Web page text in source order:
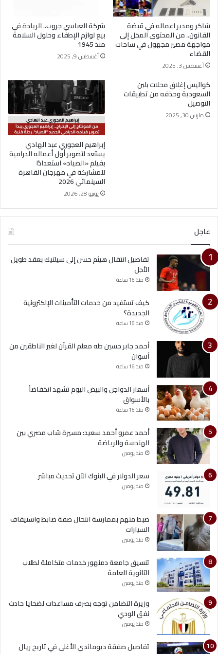
شاكر ومدير اعماله في قبضة
القانون.. من المحتوى المخل إلى
مواجهة مصير مجهول في ساحات
القضاء
أغسطس 3, 2025
شركة العباسي جروب.. الريادة في
بيع لوازم الإطفاء وحلول السلامة
منذ 1945
أغسطس 9, 2025
كواليس إغلاق محلات بلبن
السعودية وحذفه من تطبيقات
التوصيل
مارس 30, 2025
إبراهيم العجوري عبد الهادي
يستعد لتصوير أول أعماله الدرامية
بفيلم «الصياد» استعدادًا
للمشاركة في مهرجان القاهرة
السينمائي 2026
يونيو 28, 2026
عاجل
تفاصيل انتقال هيثم حسن إلى سيلتيك بعقد طويل
الأجل
منذ 16 ساعة
كيف تستفيد من خدمات التأمينات الإلكترونية
الجديدة؟
منذ 16 ساعة
أحمد جابر حسين طه معلم القرآن لغير الناطقين من
أسوان
منذ 16 ساعة
أسعار الدواجن والبيض اليوم تشهد انخفاضاً
بالأسواق
منذ 16 ساعة
أحمد عمرو أحمد سعيد: مسيرة شاب مصري بين
الهندسة والرياضة
منذ يومين
سعر الدولار في البنوك الآن تحديث مباشر
منذ يومين
ضبط متهم بممارسة انتحال صفة ضابط واستيقاف
السيارات
منذ يومين
تنسيق جامعة دمنهور خدمات متكاملة لطلاب
الثانوية العامة
منذ يومين
وزيرة التضامن توجه بصرف مساعدات لضحايا حادث
نفق الودي
منذ يومين
تفاصيل صفقة ديوماندي الأغلى في تاريخ ريال